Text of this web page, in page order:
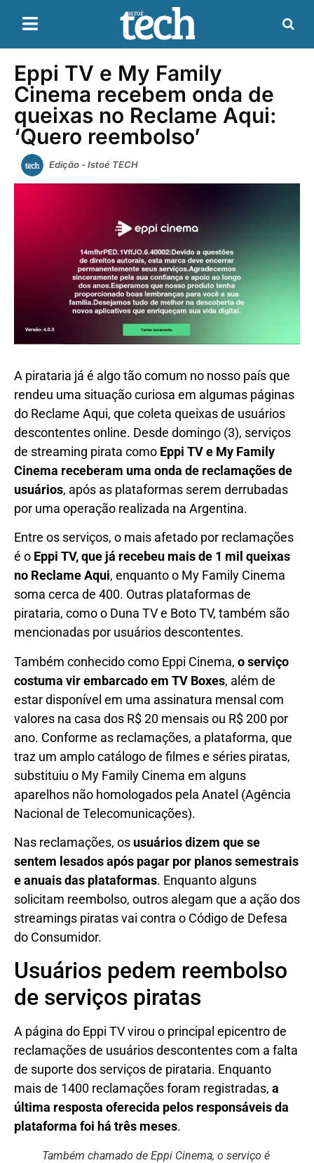
Eppi TV e My Family
Cinema recebem onda de
queixas no Reclame Aqui:
‘Quero reembolso’
Edição - Istoé TECH
A pirataria já é algo tão comum no nosso país que
rendeu uma situação curiosa em algumas páginas
do Reclame Aqui, que coleta queixas de usuários
descontentes online. Desde domingo (3), serviços
de streaming pirata como Eppi TV e My Family
Cinema receberam uma onda de reclamações de
usuários, após as plataformas serem derrubadas
por uma operação realizada na Argentina.
Entre os serviços, o mais afetado por reclamações
é o Eppi TV, que já recebeu mais de 1 mil queixas
no Reclame Aqui, enquanto o My Family Cinema
soma cerca de 400. Outras plataformas de
pirataria, como o Duna TV e Boto TV, também são
mencionadas por usuários descontentes.
Também conhecido como Eppi Cinema, o serviço
costuma vir embarcado em TV Boxes, além de
estar disponível em uma assinatura mensal com
valores na casa dos R$ 20 mensais ou R$ 200 por
ano. Conforme as reclamações, a plataforma, que
traz um amplo catálogo de filmes e séries piratas,
substituiu o My Family Cinema em alguns
aparelhos não homologados pela Anatel (Agência
Nacional de Telecomunicações).
Nas reclamações, os usuários dizem que se
sentem lesados após pagar por planos semestrais
e anuais das plataformas. Enquanto alguns
solicitam reembolso, outros alegam que a ação dos
streamings piratas vai contra o Código de Defesa
do Consumidor.
Usuários pedem reembolso
de serviços piratas
A página do Eppi TV virou o principal epicentro de
reclamações de usuários descontentes com a falta
de suporte dos serviços de pirataria. Enquanto
mais de 1400 reclamações foram registradas, a
última resposta oferecida pelos responsáveis da
plataforma foi há três meses.
Também chamado de Eppi Cinema, o serviço é